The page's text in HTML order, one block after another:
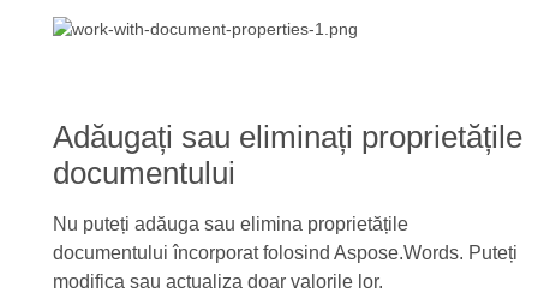
Adăugați sau eliminați proprietățile
documentului
Nu puteți adăuga sau elimina proprietățile
documentului încorporat folosind Aspose.Words. Puteți
modifica sau actualiza doar valorile lor.